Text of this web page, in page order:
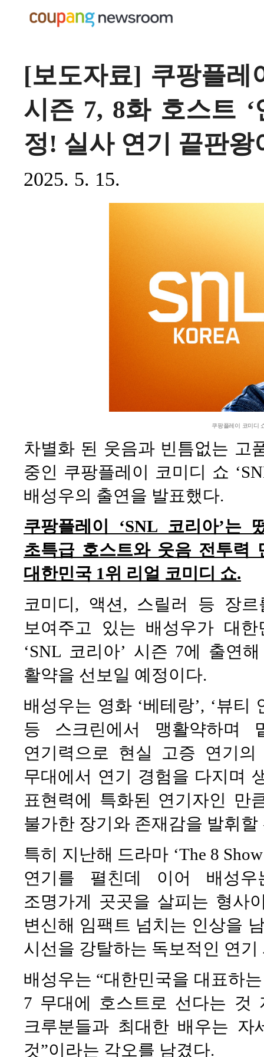
[보도자료] 쿠팡플레
시즌 7, 8화 호스트
정! 실사 연기 끝판왕
2025. 5. 15.
쿠팡플레이 코미디
차별화 된 웃음과 빈틈없는 고
중인 쿠팡플레이 코미디 쇼
배성우의 출연을 발표했다.
쿠팡플레이 ‘SNL 코리아’는
초특급 호스트와 웃음 전투력
대한민국 1위 리얼 코미디 쇼.
코미디, 액션, 스릴러 등 장
보여주고 있는 배성우가 대
‘SNL 코리아’ 시즌 7에 출연
활약을 선보일 예정이다.
배성우는 영화 ‘베테랑’, ‘뷰티
등 스크린에서 맹활약하며
연기력으로 현실 고증 연기
무대에서 연기 경험을 다지며
표현력에 특화된 연기자인 만
불가한 장기와 존재감을 발휘할
특히 지난해 드라마 ‘The 8
연기를 펼친데 이어 배성우
조명가게 곳곳을 살피는 형사
변신해 임팩트 넘치는 인상을
시선을 강탈하는 독보적인 연
배성우는 “대한민국을 대표하
7 무대에 호스트로 선다는 것
크루분들과 최대한 배우는
것”이라는 각오를 남겼다.